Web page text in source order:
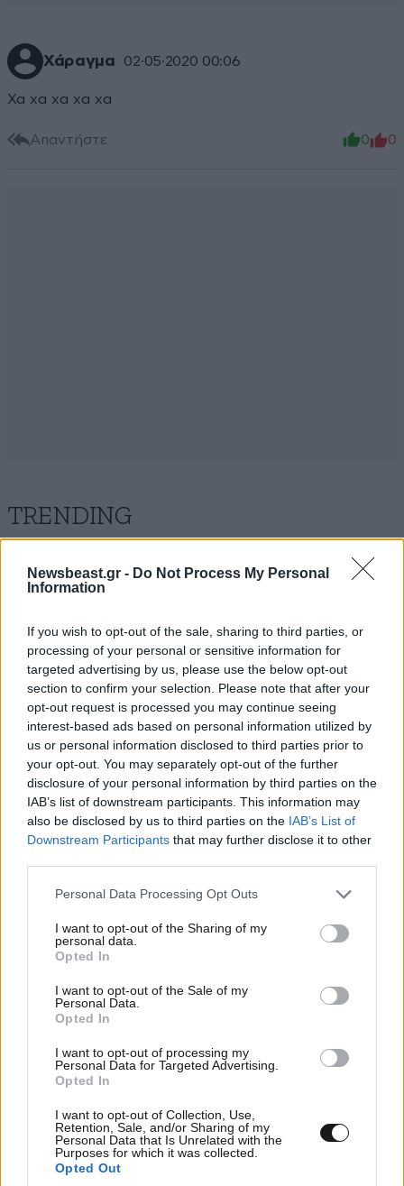
Newsbeast.gr - Do Not Process My Personal
Information
If you wish to opt-out of the sale, sharing to third parties, or
processing of your personal or sensitive information for
targeted advertising by us, please use the below opt-out
section to confirm your selection. Please note that after your
opt-out request is processed you may continue seeing
interest-based ads based on personal information utilized by
us or personal information disclosed to third parties prior to
your opt-out. You may separately opt-out of the further
disclosure of your personal information by third parties on the
IAB’s list of downstream participants. This information may
also be disclosed by us to third parties on the IAB’s List of
Downstream Participants that may further disclose it to other
Please note that this website/app uses one or more Google
not limited to your visit or usage behaviour. You may click to
grant or deny consent to Google and its third-party tags to
use your data for below specified purposes in below Google
consent section.
Personal Data Processing Opt Outs
I want to opt-out of the Sharing of my
personal data.
Opted In
I want to opt-out of the Sale of my
Personal Data.
Opted In
I want to opt-out of processing my
Personal Data for Targeted Advertising.
Opted In
I want to opt-out of Collection, Use,
Retention, Sale, and/or Sharing of my
Personal Data that Is Unrelated with the
Purposes for which it was collected.
Opted Out
Χάραγμα 02·05·2020 00:06
Χα χα χα χα χα
Απαντήστε 0 0
TRENDING
ΚΟΣΜΟΣ 36 λ. πριν
Ζευγάρι από τις ΗΠΑ που «υιοθέτησε» τον
έδειξε ποτέ ότι ήταν ικανός για κάτι τέτοιο»